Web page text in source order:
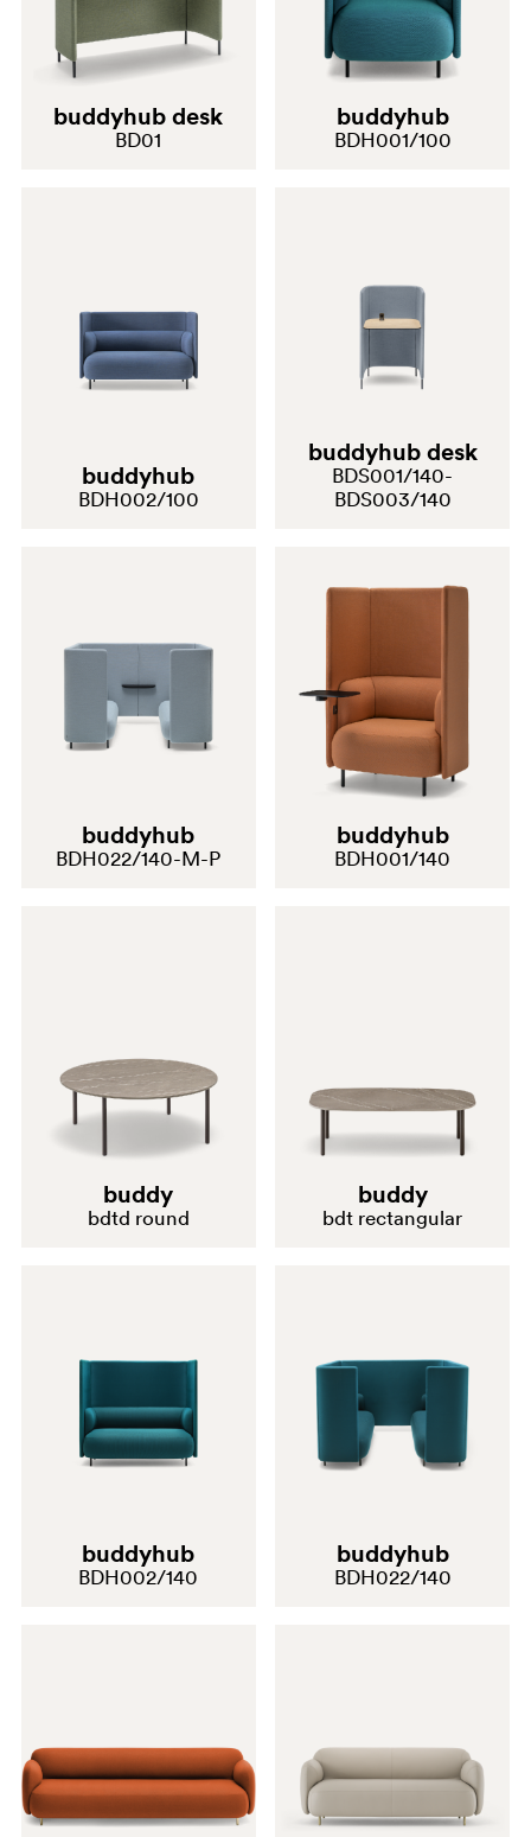
buddyhub desk
BD01
buddyhub
BDH001/100
buddyhub
BDH002/100
buddyhub desk
BDS001/140-
BDS003/140
buddyhub
BDH022/140-M-P
buddyhub
BDH001/140
buddy
bdtd round
buddy
bdt rectangular
buddyhub
BDH002/140
buddyhub
BDH022/140